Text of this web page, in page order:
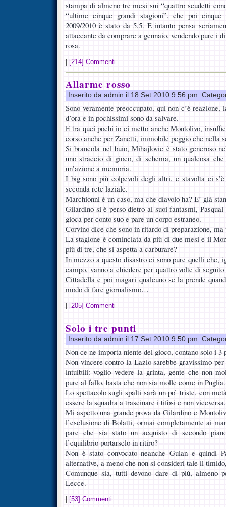
stampa di almeno tre mesi sui “quattro scudetti
“ultime cinque grandi stagioni”, che poi
2009/2010 è stato da 5,5. E intanto pensa
attaccante da comprare a gennaio, vendendo pure i
rosa.
[214] Commenti
Allarme rosso
Inserito da admin il 18 Set 2010 9:56 pm.
Sono veramente preoccupato, qui non c’è reazione,
d’ora e in pochissimi sono da salvare.
E tra quei pochi io ci metto anche Montolivo,
corso anche per Zanetti, immobile peggio che nella
Si brancola nel buio, Mihajlovic è stato generoso
uno straccio di gioco, di schema, un qualcosa
un’azione a memoria.
I big sono più colpevoli degli altri, e stavolta ci
seconda rete laziale.
Marchionni è un caso, ma che diavolo ha? E’ già
Gilardino si è perso dietro ai suoi fantasmi,
gioca per conto suo e pare un corpo estraneo.
Corvino dice che sono in ritardo di preparazione, ma
La stagione è cominciata da più di due mesi e il
più di tre, che si aspetta a carburare?
In mezzo a questo disastro ci sono pure quelli che,
campo, vanno a chiedere per quattro volte di
Cittadella e poi magari qualcuno se la prende
modo di fare giornalismo…
[205] Commenti
Solo i tre punti
Inserito da admin il 17 Set 2010 9:50 pm.
Non ce ne importa niente del gioco, contano solo i 3
Non vincere contro la Lazio sarebbe gravissimo
intuibili: voglio vedere la grinta, gente che non
pure al fallo, basta che non sia molle come in Puglia.
Lo spettacolo sugli spalti sarà un po’ triste, con
essere la squadra a trascinare i tifosi e non viceversa.
Mi aspetto una grande prova da Gilardino e
l’esclusione di Bolatti, ormai completamente ai
pare che sia stato un acquisto di secondo
l’equilibrio portarselo in ritiro?
Non è stato convocato neanche Gulan e quindi
alternative, a meno che non si consideri tale il
Comunque sia, tutti devono dare di più, almeno
Lecce.
[53] Commenti